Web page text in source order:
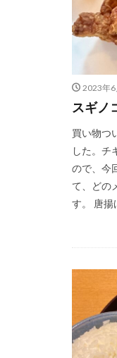
2023年6
スギノ
買い物つ
した。チ
ので、今
て、どの
す。 唐揚